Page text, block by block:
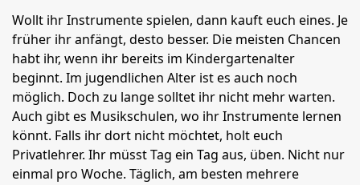
Wollt ihr Instrumente spielen, dann kauft euch eines. Je
früher ihr anfängt, desto besser. Die meisten Chancen
habt ihr, wenn ihr bereits im Kindergartenalter
beginnt. Im jugendlichen Alter ist es auch noch
möglich. Doch zu lange solltet ihr nicht mehr warten.
Auch gibt es Musikschulen, wo ihr Instrumente lernen
könnt. Falls ihr dort nicht möchtet, holt euch
Privatlehrer. Ihr müsst Tag ein Tag aus, üben. Nicht nur
einmal pro Woche. Täglich, am besten mehrere